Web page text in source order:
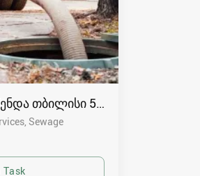
თბილისი 557554000
Sewage